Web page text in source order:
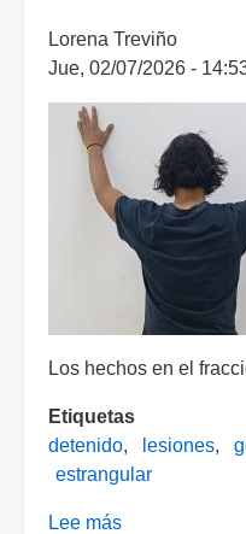
a
un
hombre
cuchillo
Lorena Treviño
Jue, 02/07/2026 -
Los hechos en el
Etiquetas
detenido
lesiones
estrangular
Lee más